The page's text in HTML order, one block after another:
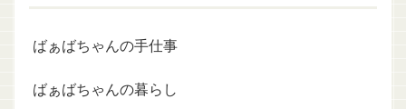
ばぁばちゃんの手仕事
ばぁばちゃんの暮らし